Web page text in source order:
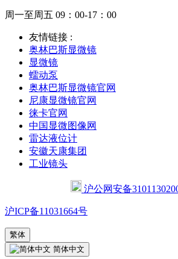
周一至周五 09：00-17：00
友情链接 :
奥林巴斯显微镜
显微镜
蠕动泵
奥林巴斯显微镜官网
尼康显微镜官网
徕卡官网
中国显微图像网
雷达液位计
安徽天康集团
工业镜头
沪公网安备
沪ICP备11031664号
繁体
简体中文